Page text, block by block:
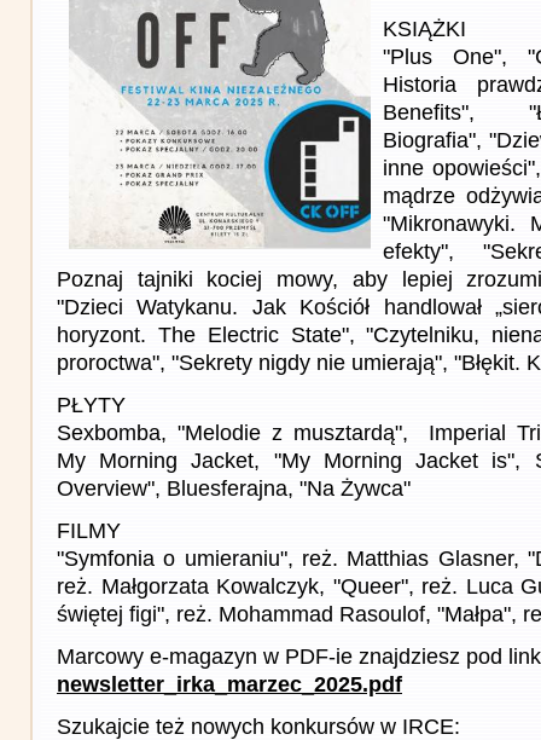
KSIĄŻKI
"Plus One",
Historia
Benefits",
Biografia",
inne
mądrze
"Mikronawyki.
efekty",
Poznaj tajniki kociej mowy, aby lepiej
"Dzieci Watykanu. Jak Kościół handlował
horyzont. The Electric State", "Czytelniku,
proroctwa", "Sekrety nigdy nie umierają", "Błękit.
PŁYTY
Sexbomba, "Melodie z musztardą", Imperial
My Morning Jacket, "My Morning Jacket is",
Overview", Bluesferajna, "Na Żywca"
FILMY
"Symfonia o umieraniu", reż. Matthias Glasner,
reż. Małgorzata Kowalczyk, "Queer", reż. Luca
świętej figi", reż. Mohammad Rasoulof, "Małpa",
Marcowy e-magazyn w PDF-ie znajdziesz pod
newsletter_irka_marzec_2025.pdf
Szukajcie też nowych konkursów w IRCE: